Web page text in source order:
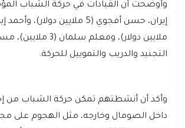
وأوضحت أن القيادات في حركة الشباب
ملايين دولار)، ومعلم
التجنيد والدريب والتموييل للحركة.
وأكد أن أنشطتهم تمكن حركة الشباب من
داخل الصومال وخارجه، مثل الهجوم على